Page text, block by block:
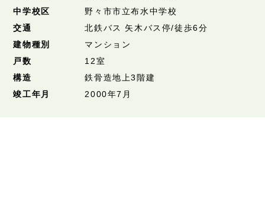
中学校区
野々市市立布水中学校
交通
北鉄バス 矢木バス停/徒歩6分
建物種別
マンション
戸数
12室
構造
鉄骨造地上3階建
竣工年月
2000年7月